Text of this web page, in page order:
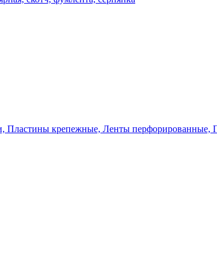
Пластины крепежные, Ленты перфорированные,